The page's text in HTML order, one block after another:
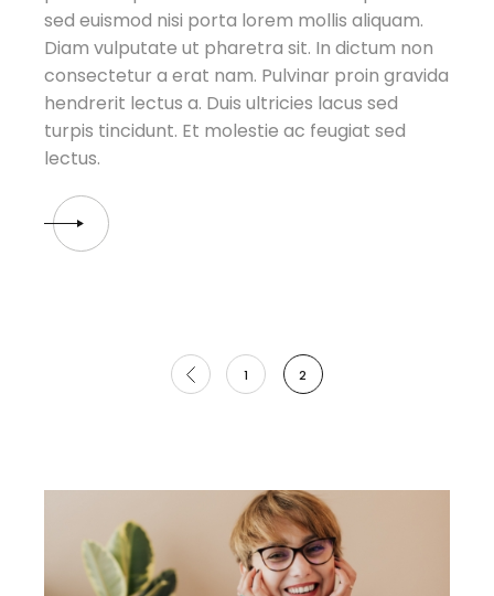
sed euismod nisi porta lorem mollis aliquam.
Diam vulputate ut pharetra sit. In dictum non
consectetur a erat nam. Pulvinar proin gravida
hendrerit lectus a. Duis ultricies lacus sed
turpis tincidunt. Et molestie ac feugiat sed
lectus.
1 2